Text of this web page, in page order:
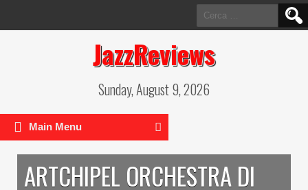
Ricerca
per:
JazzReviews
Sunday, August 9, 2026
Main Menu
ARTCHIPEL ORCHESTRA DI